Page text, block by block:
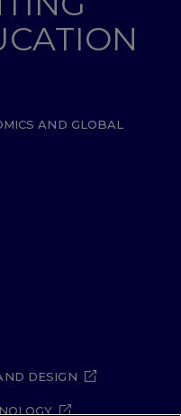
AND GLOBAL
DESIGN